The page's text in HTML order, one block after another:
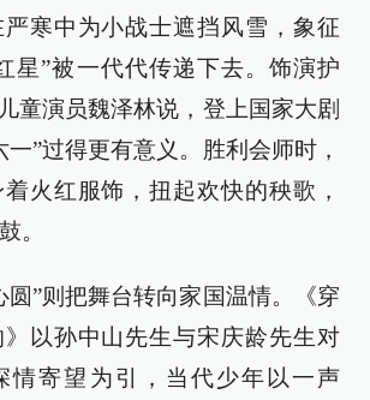
寒中为小战士遮挡风雪，象征
星”被一代代传递下去。饰演护
童演员魏泽林说，登上国家大剧
一”过得更有意义。胜利会师时，
火红服饰，扭起欢快的秧歌，
。
圆”则把舞台转向家国温情。《穿
以孙中山先生与宋庆龄先生对
情寄望为引，当代少年以一声